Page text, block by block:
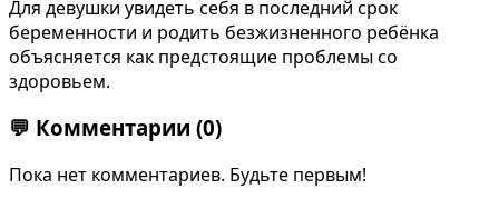
Для девушки увидеть себя в последний срок
беременности и родить безжизненного ребёнка
объясняется как предстоящие проблемы со
здоровьем.
💬 Комментарии (0)
Пока нет комментариев. Будьте первым!